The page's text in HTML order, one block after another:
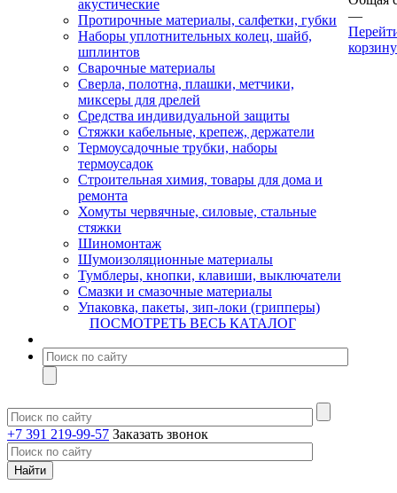
акустические
Протирочные материалы, салфетки, губки
Наборы уплотнительных колец, шайб,
шплинтов
Сварочные материалы
Сверла, полотна, плашки, метчики,
миксеры для дрелей
Средства индивидуальной защиты
Стяжки кабельные, крепеж, держатели
Термоусадочные трубки, наборы
термоусадок
Строительная химия, товары для дома и
ремонта
Хомуты червячные, силовые, стальные
стяжки
Шиномонтаж
Шумоизоляционные материалы
Тумблеры, кнопки, клавиши, выключатели
Смазки и смазочные материалы
Упаковка, пакеты, зип-локи (грипперы)
ПОСМОТРЕТЬ ВЕСЬ КАТАЛОГ
+7 391 219-99-57 Заказать звонок
—
корзину